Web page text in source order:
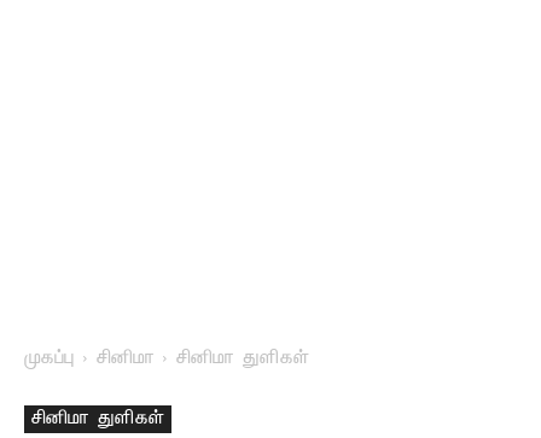
முகப்பு சினிமா சினிமா துளிகள்
சினிமா துளிகள்